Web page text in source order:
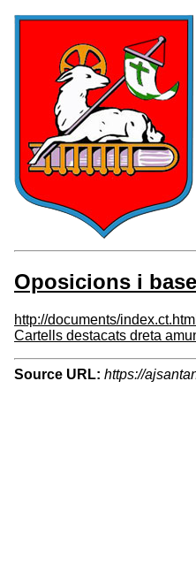
Oposicions i
http://documents/
Cartells destacats dreta
Source URL: https://